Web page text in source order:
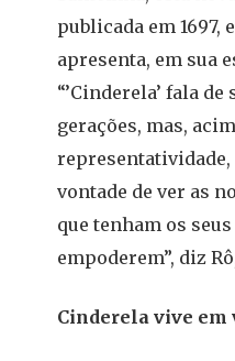
publicada em
apresenta, em sua
“’Cinderela’ fala
gerações, mas,
vontade de ver as
que tenham os
empoderem”, diz
Cinderela vive em